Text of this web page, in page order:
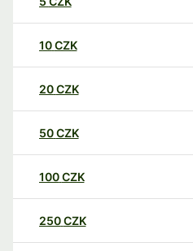
10CZK
20CZK
50CZK
100CZK
250CZK